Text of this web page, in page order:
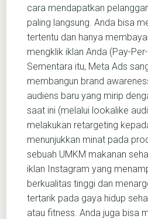
cara mendapatkan
paling langsung. Anda bisa
tertentu dan hanya
mengklik iklan Anda (Pay-
Sementara itu, Meta Ads
membangun brand
audiens baru yang mirip
saat ini (melalui lookalike
melakukan retargeting
menunjukkan minat pada
sebuah UMKM makanan
iklan Instagram yang
berkualitas tinggi dan
tertarik pada gaya hidup
atau fitness. Anda juga bisa